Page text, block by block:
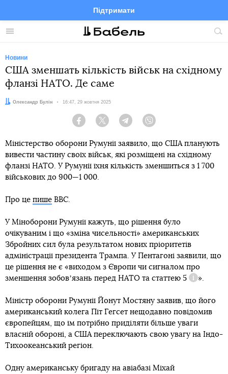
Меню
Підтримати
FacebookTelegramTwitter
Новини
США зменшать кількість військ на східному
фланзі НАТО. Де саме
Автор:
Олександр Булін Дата:
16:47, 29 жовтня 2025
Facebook Twitter Telegram
Міністерство оборони Румунії заявило, що США планують
вивести частину своїх військ, які розміщені на східному
фланзі НАТО. У Румунії їхня кількість зменшиться з 1 700
військових до 900—1 000.
Про це пише BBC.
У Міноборони Румунії кажуть, що рішення було
очікуваним і що «зміна чисельності» американських
Збройних сил була результатом нових пріоритетів
адміністрації президента Трампа. У Пентагоні заявили, що
це рішення не є «виходом з Європи чи сигналом про
зменшення зобовʼязань перед НАТО та статтею 5
Довідка
».
Міністр оборони Румунії Йонут Мостяну заявив, що його
американський колега Піт Гегсет нещодавно повідомив
європейцям, що їм потрібно приділяти більше уваги
власній обороні, а США переключають свою увагу на Індо-
Тихоокеанський регіон.
Одну американську бригаду на авіабазі Міхай